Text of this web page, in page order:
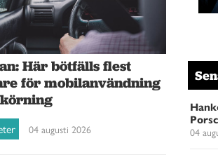
Här bötfälls flest
för mobilanvändning
04 augusti 2026 04